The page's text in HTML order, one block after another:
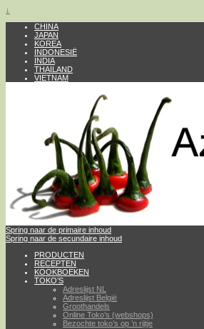
↓
CHINA
JAPAN
KOREA
INDONESIË
INDIA
THAILAND
VIETNAM
Spring naar de primaire inhoud
Spring naar de secundaire inhoud
PRODUCTEN
RECEPTEN
KOOKBOEKEN
TOKO’S
Adreslijst NL
Adreslijst België
Groothandels
Online Toko’s (webshops)
Bezochte toko’s op ’n rijtje